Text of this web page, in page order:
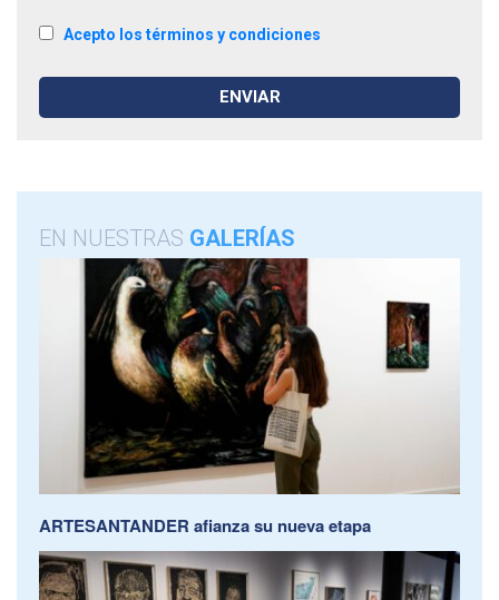
Acepto los términos y condiciones
EN NUESTRAS GALERÍAS
ARTESANTANDER afianza su nueva etapa